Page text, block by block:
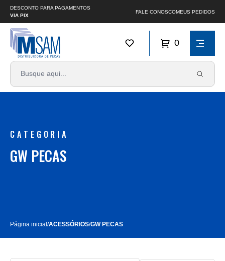
DESCONTO PARA PAGAMENTOS
VIA PIX
FALE CONOSCOMEUS PEDIDOS
0
CATEGORIA
GW PECAS
Página inicial/ACESSÓRIOS/GW PECAS